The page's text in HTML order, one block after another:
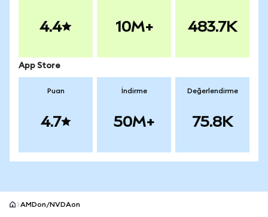
4.4 10M+ 483.7K
App Store
Puan
4.7
İndirme
50M+
Değerlendirme
75.8K
AMDon/NVDAon